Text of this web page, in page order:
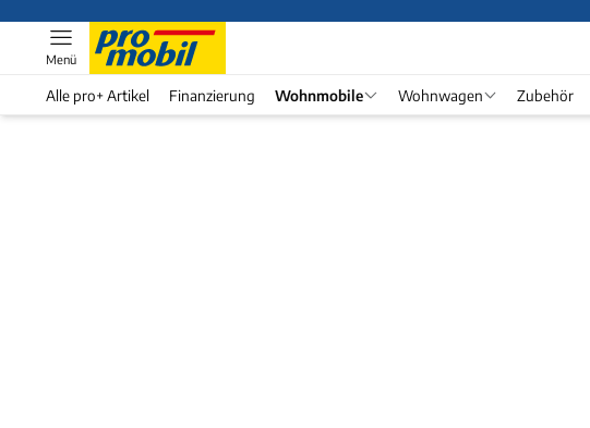
Menü
Alle pro+ Artikel Finanzierung Wohnmobile Wohnwagen Zubehör